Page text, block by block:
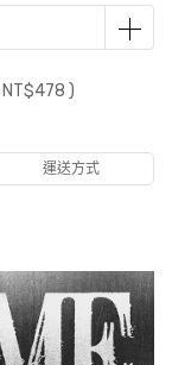
NT$478 )
運送方式